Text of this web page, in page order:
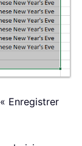
Enregistrer